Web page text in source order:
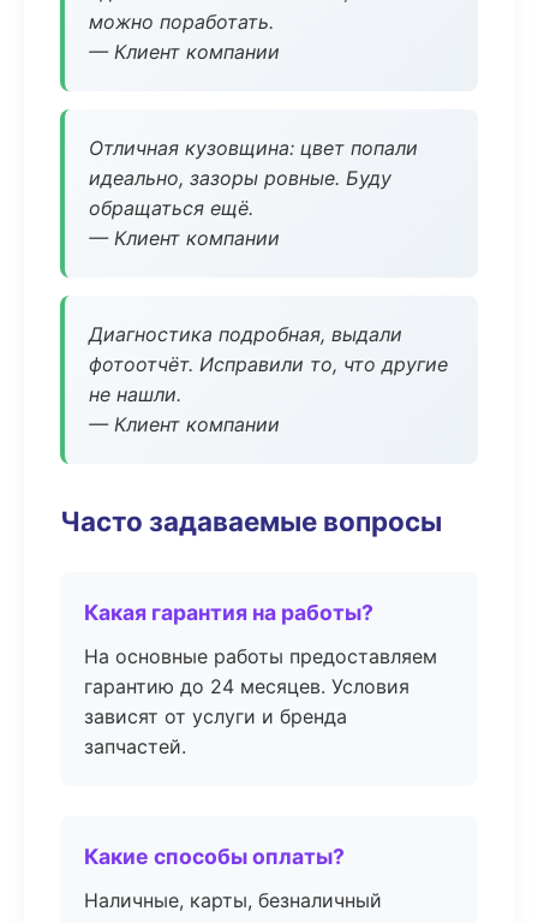
можно поработать.
— Клиент компании
Отличная кузовщина: цвет попали
идеально, зазоры ровные. Буду
обращаться ещё.
— Клиент компании
Диагностика подробная, выдали
фотоотчёт. Исправили то, что другие
не нашли.
— Клиент компании
Часто задаваемые вопросы
Какая гарантия на работы?
На основные работы предоставляем
гарантию до 24 месяцев. Условия
зависят от услуги и бренда
запчастей.
Какие способы оплаты?
Наличные, карты, безналичный